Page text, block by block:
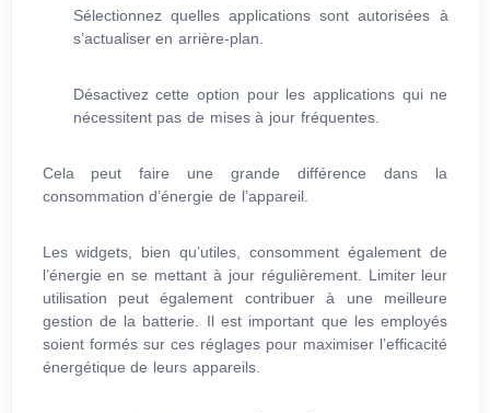
Sélectionnez quelles applications sont autorisées à
s’actualiser en arrière-plan.
Désactivez cette option pour les applications qui ne
nécessitent pas de mises à jour fréquentes.
Cela peut faire une grande différence dans la
consommation d’énergie de l’appareil.
Les widgets, bien qu’utiles, consomment également de
l’énergie en se mettant à jour régulièrement. Limiter leur
utilisation peut également contribuer à une meilleure
gestion de la batterie. Il est important que les employés
soient formés sur ces réglages pour maximiser l’efficacité
énergétique de leurs appareils.